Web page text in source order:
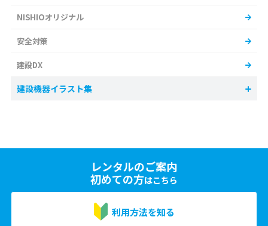
NISHIOオリジナル
安全対策
建設DX
建設機器イラスト集
レンタルのご案内
初めての方はこちら
利用方法を知る